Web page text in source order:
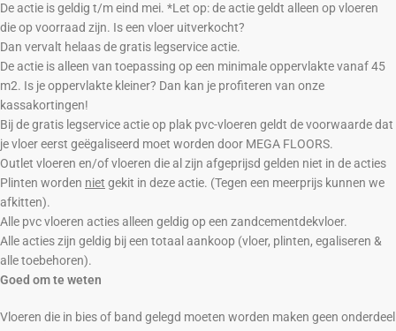
De actie is geldig t/m eind mei. *Let op: de actie geldt alleen op vloeren
die op voorraad zijn. Is een vloer uitverkocht?
Dan vervalt helaas de gratis legservice actie.
De actie is alleen van toepassing op een minimale oppervlakte vanaf 45
m2. Is je oppervlakte kleiner? Dan kan je profiteren van onze
kassakortingen!
Bij de gratis legservice actie op plak pvc-vloeren geldt de voorwaarde dat
je vloer eerst geëgaliseerd moet worden door MEGA FLOORS.
Outlet vloeren en/of vloeren die al zijn afgeprijsd gelden niet in de acties
Plinten worden niet gekit in deze actie. (Tegen een meerprijs kunnen we
afkitten).
Alle pvc vloeren acties alleen geldig op een zandcementdekvloer.
Alle acties zijn geldig bij een totaal aankoop (vloer, plinten, egaliseren &
alle toebehoren).
Goed om te weten
Vloeren die in bies of band gelegd moeten worden maken geen onderdeel